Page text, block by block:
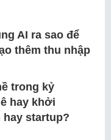
AI ra sao để
thêm thu nhập
trong kỷ
hay khởi
startup?